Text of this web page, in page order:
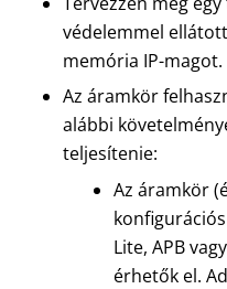
védelemmel
memória IP-magot.
Az áramkör
alábbi
teljesítenie:
Az áramkör
Lite, APB
érhetők el.